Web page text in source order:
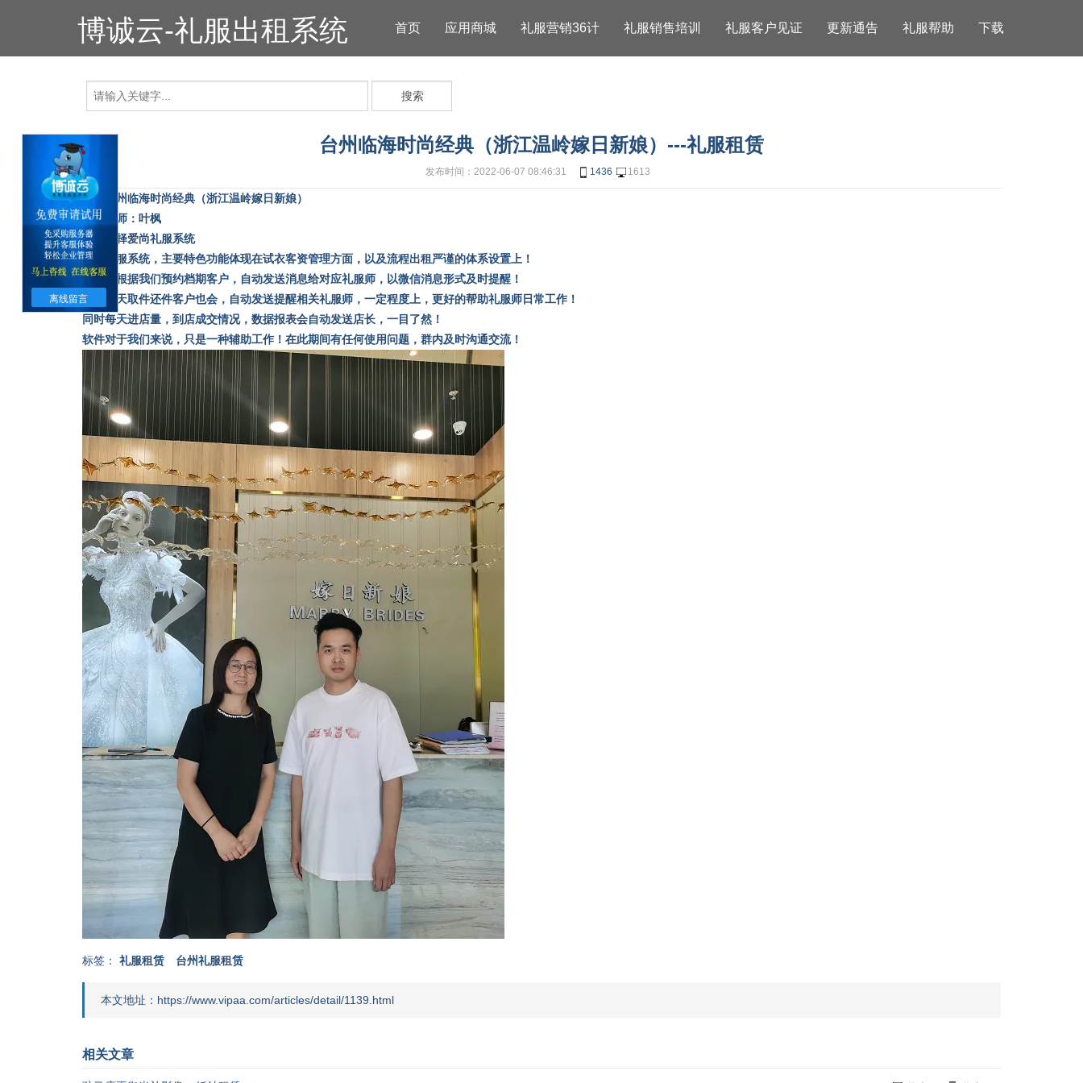
离线留言
博诚云-礼服出租系统 首页 应用商城 礼服营销36计 礼服销售培训 礼服客户见证 更新通告 礼服帮助 下载
搜索
台州临海时尚经典（浙江温岭嫁日新娘）---礼服租赁
发布时间：2022-06-07 08:46:31 1436 1613
浙江台州临海时尚经典（浙江温岭嫁日新娘）
培训老师：叶枫
感谢选择爱尚礼服系统
爱尚礼服系统，主要特色功能体现在试衣客资管理方面，以及流程出租严谨的体系设置上！
系统会根据我们预约档期客户，自动发送消息给对应礼服师，以微信消息形式及时提醒！
同时每天取件还件客户也会，自动发送提醒相关礼服师，一定程度上，更好的帮助礼服师日常工作！
同时每天进店量，到店成交情况，数据报表会自动发送店长，一目了然！
软件对于我们来说，只是一种辅助工作！在此期间有任何使用问题，群内及时沟通交流！
标签： 礼服租赁 台州礼服租赁
本文地址：https://www.vipaa.com/articles/detail/1139.html
相关文章